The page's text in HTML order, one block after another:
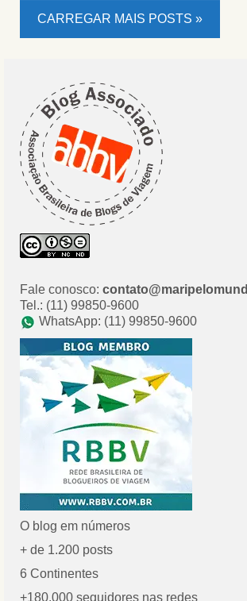
CARREGAR MAIS POSTS »
Fale conosco:
Tel.: (11) 99850-9600
WhatsApp: (11) 99850-9600
O blog em números
+ de 1.200 posts
6 Continentes
+180.000 seguidores nas redes